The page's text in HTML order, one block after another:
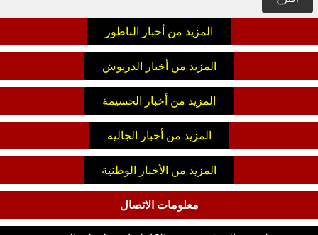
المزيد من أخبار الناظور
المزيد من أخبار الدريوش
المزيد من أخبار الحسيمة
المزيد من أخبار الجالية
المزيد من الأخبار الوطنية
معلومات الاتصال